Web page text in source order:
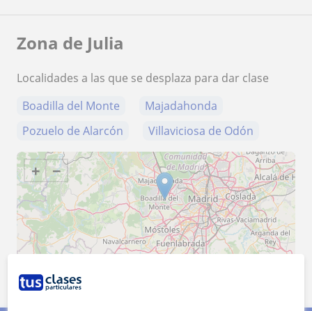
Zona de Julia
Localidades a las que se desplaza para dar clase
Boadilla del Monte
Majadahonda
Pozuelo de Alarcón
Villaviciosa de Odón
+ −
20 km
10 mi